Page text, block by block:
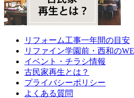
リフォーム工事一年間の目安
リファイン学園前・西和の
イベント・チラシ情報
古民家再生とは？
プライバシーポリシー
よくある質問